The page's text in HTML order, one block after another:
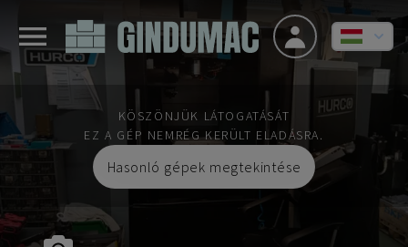
KÖSZÖNJÜK LÁTOGATÁSÁT
EZ A GÉP NEMRÉG KERÜLT ELADÁSRA.
Hasonló gépek megtekintése